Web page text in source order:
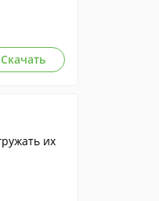
Скачать
их